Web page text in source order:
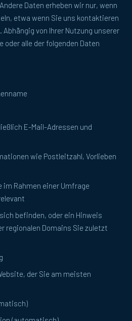
Daten erheben wir nur, wenn
etwa wenn Sie uns kontaktieren
von Ihrer Nutzung unserer
oder alle der folgenden Daten
E-Mail-Adressen und
wie Postleitzahl, Vorlieben
im Rahmen einer Umfrage
befinden, oder ein Hinweis
regionalen Domains Sie zuletzt
der Sie am meisten